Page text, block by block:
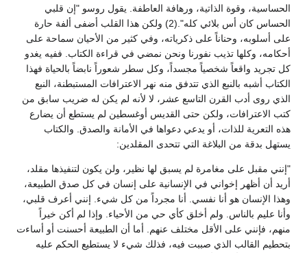
الحساسية، وقوة الذاتية، ورهافة العاطفة. يقول روسو "إن قلبي
الحساس كان أس بلائي كله".(2) ولكن هذا القلب أضفى ألفة حارة
على أسلوبه، وحناناً على ذكرياته، وفي كثير من الأحيان سماحة على
أحكامه، وكلها تذيب نفورنا ونحن نمضي في قراءة الكتاب. ففيه يغدو
كل تجريد واقعاً شخصياً مجسداً، وكل سطر شعوراً نابضاً بالحياة فهذا
الكتاب أشبه بالنبع الذي تتدفق منه نهر الاعترافات المستبطنة، النبع
الذي روى أدب القرن التاسع عشر، لا لأنه لم يكن له ضريب سابق من
كتب الاعترافات، ولكن حتى القديس أوغسطين لم يستطع أن يضارع
هذه التعرية للذات، أو يدعي دعواها في الأمانة والصدق. والكتاب
يستهل بدقة من البلاغة التي تتحدى المقلدين:
"إنني مقبل على مغامرة لم يسبق لها نظير، ولن يكون لتنفيذها مقلد،
أريد أن أظهر إخواني في الإنسانية على إنسان في كل صدق الطبيعة،
وهذا الإنسان هو أنا نفسي. أنا مجرداً من كل شيء. إنني أعرف قلبي،
وأنا عليم بالناس. ولم أخلق كأي حي من الأحياء. وإذا لم أكن خيراً
منهم، فإنني على الأقل مختلف عنهم. أما أن الطبيعة أحسنت أو أساءت
بتحطيم القالب الذي صببت فيه، فذلك شيء لا يستطيع الحكم عليه